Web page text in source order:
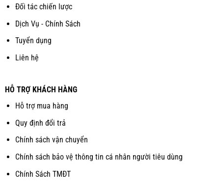
Đối tác chiến lược
Dịch Vụ - Chính Sách
Tuyển dụng
Liên hệ
HỖ TRỢ KHÁCH HÀNG
Hỗ trợ mua hàng
Quy định đổi trả
Chính sách vận chuyển
Chính sách bảo vệ thông tin cá nhân người tiêu dùng
Chính Sách TMĐT